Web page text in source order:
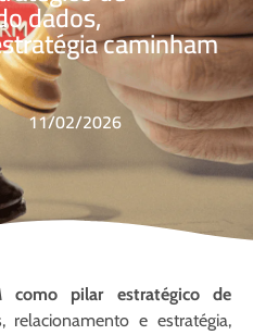
dados,
caminham
11/02/2026
como pilar estratégico de
relacionamento e estratégia,